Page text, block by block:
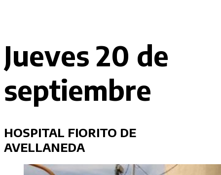
Jueves 20 de
septiembre
HOSPITAL FIORITO DE
AVELLANEDA